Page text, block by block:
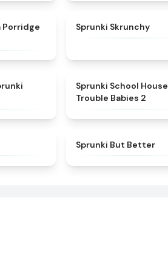
★
Porridge
Sprunki Skrunchy
Sprunki School House
Trouble Babies 2
Sprunki But Better